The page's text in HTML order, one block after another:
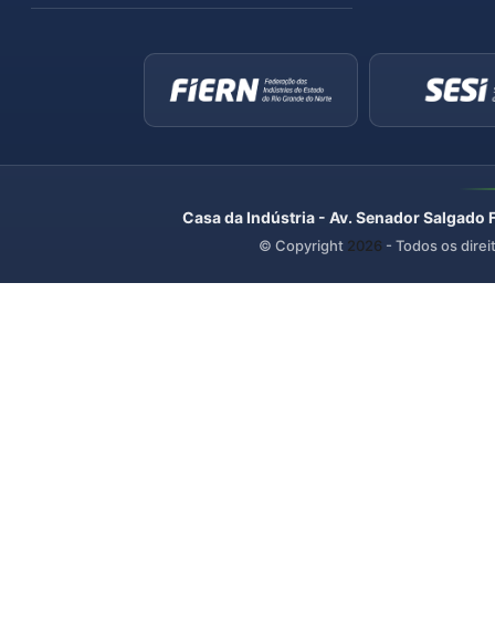
Casa da Indústria - Av. Senador
© Copyright 2026 - Todos os